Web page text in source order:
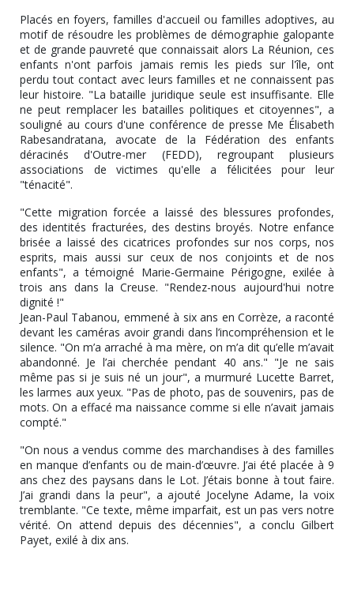
Placés en foyers, familles d'accueil ou familles adoptives, au
motif de résoudre les problèmes de démographie galopante
et de grande pauvreté que connaissait alors La Réunion, ces
enfants n'ont parfois jamais remis les pieds sur l'île, ont
perdu tout contact avec leurs familles et ne connaissent pas
leur histoire. "La bataille juridique seule est insuffisante. Elle
ne peut remplacer les batailles politiques et citoyennes", a
souligné au cours d'une conférence de presse Me Élisabeth
Rabesandratana, avocate de la Fédération des enfants
déracinés d'Outre-mer (FEDD), regroupant plusieurs
associations de victimes qu'elle a félicitées pour leur
"ténacité".
"Cette migration forcée a laissé des blessures profondes,
des identités fracturées, des destins broyés. Notre enfance
brisée a laissé des cicatrices profondes sur nos corps, nos
esprits, mais aussi sur ceux de nos conjoints et de nos
enfants", a témoigné Marie-Germaine Périgogne, exilée à
trois ans dans la Creuse. "Rendez-nous aujourd'hui notre
dignité !"
Jean-Paul Tabanou, emmené à six ans en Corrèze, a raconté
devant les caméras avoir grandi dans l’incompréhension et le
silence. "On m’a arraché à ma mère, on m’a dit qu’elle m’avait
abandonné. Je l’ai cherchée pendant 40 ans." "Je ne sais
même pas si je suis né un jour", a murmuré Lucette Barret,
les larmes aux yeux. "Pas de photo, pas de souvenirs, pas de
mots. On a effacé ma naissance comme si elle n’avait jamais
compté."
"On nous a vendus comme des marchandises à des familles
en manque d’enfants ou de main-d’œuvre. J’ai été placée à 9
ans chez des paysans dans le Lot. J’étais bonne à tout faire.
J’ai grandi dans la peur", a ajouté Jocelyne Adame, la voix
tremblante. "Ce texte, même imparfait, est un pas vers notre
vérité. On attend depuis des décennies", a conclu Gilbert
Payet, exilé à dix ans.